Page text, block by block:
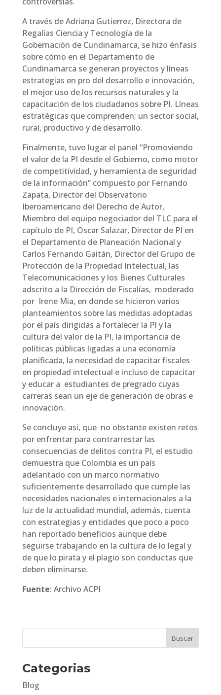
A través de Adriana Gutierrez, Directora de
Regalías Ciencia y Tecnología de la
Gobernación de Cundinamarca, se hizo énfasis
sobre cómo en el Departamento de
Cundinamarca se generan proyectos y líneas
estrategias en pro del desarrollo e innovación,
el mejor uso de los recursos naturales y la
capacitación de los ciudadanos sobre PI. Líneas
estratégicas que comprenden; un sector social,
rural, productivo y de desarrollo.
Finalmente, tuvo lugar el panel “Promoviendo
el valor de la PI desde el Gobierno, como motor
de competitividad, y herramienta de seguridad
de la información” compuesto por Fernando
Zapata, Director del Observatorio
Iberoamericano del Derecho de Autor,
Miembro del equipo negociador del TLC para el
capítulo de PI, Oscar Salazar, Director de PI en
el Departamento de Planeación Nacional y
Carlos Fernando Gaitán, Director del Grupo de
Protección de la Propiedad Intelectual, las
Telecomunicaciones y los Bienes Culturales
adscrito a la Dirección de Fiscalías, moderado
por Irene Mia, en donde se hicieron varios
planteamientos sobre las medidas adoptadas
por el país dirigidas a fortalecer la PI y la
cultura del valor de la PI, la importancia de
políticas públicas ligadas a una economía
planificada, la necesidad de capacitar fiscales
en propiedad intelectual e incluso de capacitar
y educar a estudiantes de pregrado cuyas
carreras sean un eje de generación de obras e
innovación.
Se concluye así, que no obstante existen retos
por enfrentar para contrarrestar las
consecuencias de delitos contra PI, el estudio
demuestra que Colombia es un país
adelantado con un marco normativo
suficientemente desarrollado que cumple las
necesidades nacionales e internacionales a la
luz de la actualidad mundial, además, cuenta
con estrategias y entidades que poco a poco
han reportado beneficios aunque debe
seguirse trabajando en la cultura de lo legal y
de que lo pirata y el plagio son conductas que
deben eliminarse.
Fuente: Archivo ACPI
Categorias
Blog